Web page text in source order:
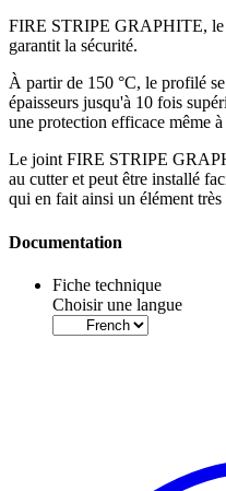
FIRE STRIPE GRAPHITE, le
garantit la sécurité.
À partir de 150 °C, le profilé
épaisseurs jusqu'à 10 fois
une protection efficace même
Le jointFIRE STRIPE
au cutter et peut être installé
qui en fait ainsi un élément
Documentation
Fiche technique
Choisir une langue